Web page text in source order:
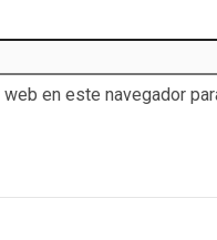
en este navegador